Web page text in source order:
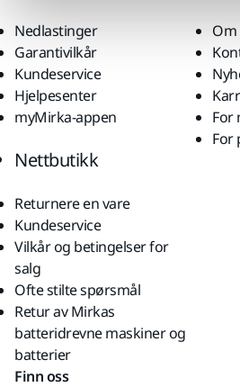
Nedlastinger
Garantivilkår
Kundeservice
Hjelpesenter
myMirka-appen
Om
For
For
Nettbutikk
Returnere en vare
Kundeservice
Vilkår og betingelser for
salg
Ofte stilte spørsmål
Retur av Mirkas
batteridrevne maskiner og
batterier
Finn oss